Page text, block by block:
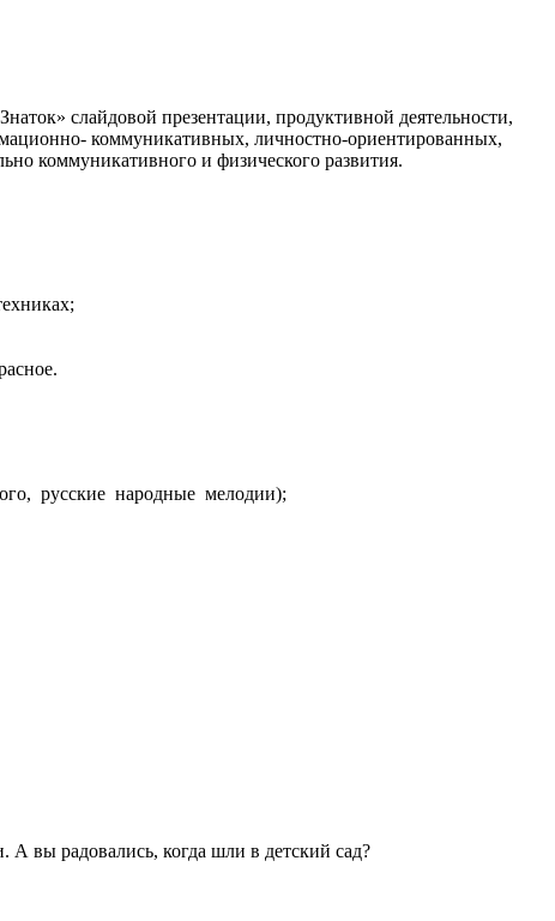
слайдовой презентации, продуктивной деятельности,
коммуникативных, личностно-ориентированных,
коммуникативного и физического развития.
русские народные мелодии);
А вы радовались, когда шли в детский сад?